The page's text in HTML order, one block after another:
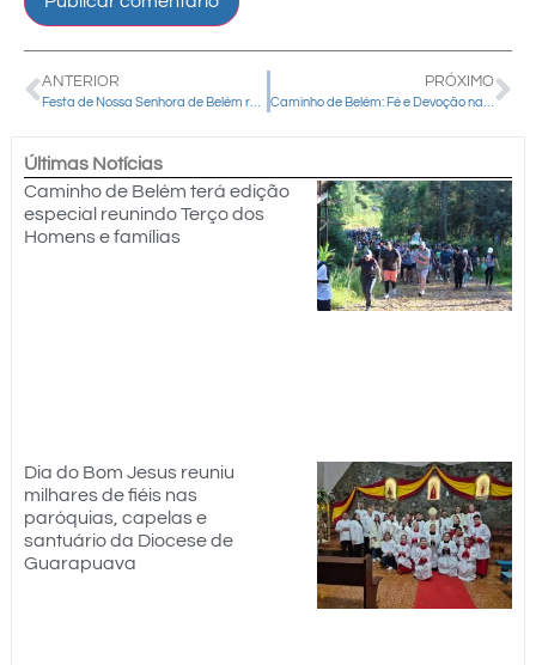
ANTERIOR PRÓXIMO
Últimas Notícias
Caminho de Belém terá edição
especial reunindo Terço dos
Homens e famílias
Dia do Bom Jesus reuniu
milhares de fiéis nas
paróquias, capelas e
santuário da Diocese de
Guarapuava